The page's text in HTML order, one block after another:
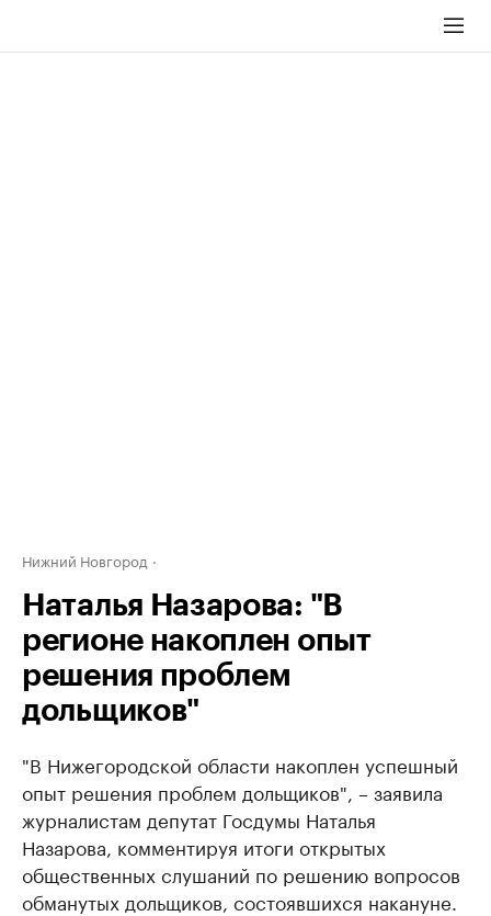
Нижний Новгород
Наталья Назарова: "В
регионе накоплен опыт
решения проблем
дольщиков"
"В Нижегородской области накоплен успешный
опыт решения проблем дольщиков", – заявила
журналистам депутат Госдумы Наталья
Назарова, комментируя итоги открытых
общественных слушаний по решению вопросов
обманутых дольщиков, состоявшихся накануне.